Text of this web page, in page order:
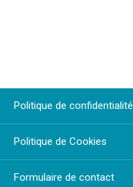
Politique de confidentialité
Politique de Cookies
Formulaire de contact